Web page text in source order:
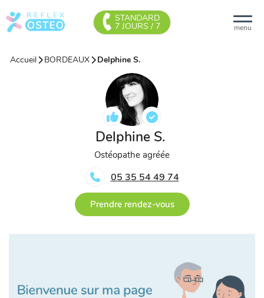
menu
STANDARD
7 JOURS / 7
Accueil BORDEAUX Delphine S.
Delphine S.
Ostéopathe agréée
05 35 54 49 74
Prendre rendez-vous